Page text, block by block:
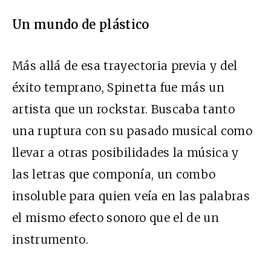
Un mundo de plástico
Más allá de esa trayectoria previa y del
éxito temprano, Spinetta fue más un
artista que un rockstar. Buscaba tanto
una ruptura con su pasado musical como
llevar a otras posibilidades la música y
las letras que componía, un combo
insoluble para quien veía en las palabras
el mismo efecto sonoro que el de un
instrumento.